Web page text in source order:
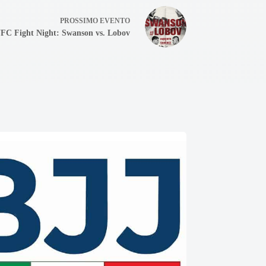
PROSSIMO EVENTO
Fight Night: Swanson vs. Lobov